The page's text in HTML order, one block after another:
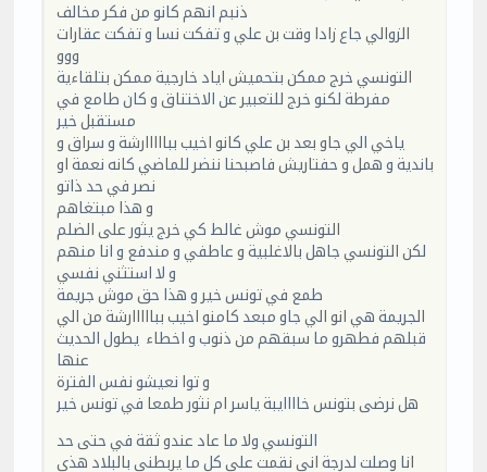
ذنبم انهم كانو من فكر مخالف
الزوالي جاع زادا وقت بن علي و تفكت نسا و تفكت عقارات
ووو
التونسي خرج ممكن بتحميش اياد خارجية ممكن بتلقاءية
مفرطة لكنو خرج للتعبير عن الاختناق و كان طامع في
مستقبل خير
ياخي الي جاو بعد بن علي كانو اخيب ببااااارشة و سراق و
باندية و همل و حفتاريش فاصبحنا ننضر للماضي كانه نعمة او
نصر في حد ذاتو
و هذا مبتغاهم
التونسي موش غالط كي خرج يثور على الضلم
لكن التونسي جاهل بالاغلبية و عاطفي و مندفع و انا منهم
و لا استثني نفسي
طمع في تونس خير و هذا حق موش جريمة
الجريمة هي انو الي جاو مبعد كامنو اخيب ببااااارشة من الي
قبلهم فطهرو ما سبقهم من ذنوب و اخطاء يطول الحديث
عنها
و توا نعيشو نفس الفترة
هل نرضى بتونس خاااايبة ياسر ام نثور طمعا في تونس خير
التونسي ولا ما عاد عندو ثقة في حتى حد
انا وصلت لدرجة اني نقمت على كل ما يربطني بالبلاد هذي